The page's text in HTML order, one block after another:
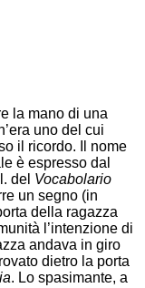
la mano di una
uno del cui
il ricordo. Il nome
è espresso dal
del Vocabolario
un segno (in
della ragazza
l’intenzione di
andava in giro
dietro la porta
. Lo spasimante, a